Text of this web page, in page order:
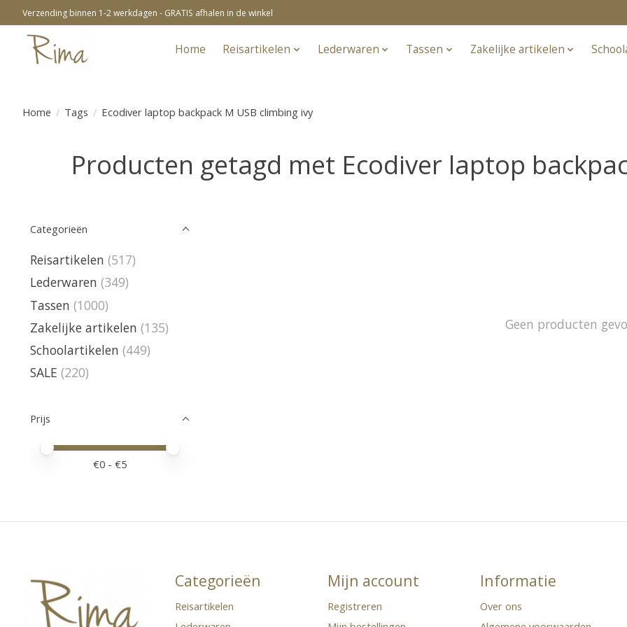
Verzending binnen 1-2 werkdagen - GRATIS afhalen in de winkel
Home Reisartikelen Lederwaren Tassen Zakelijke artikelen
Home / Tags / Ecodiver laptop backpack M USB climbing ivy
Producten getagd met Ecodiver laptop
Categorieën
Reisartikelen (517)
Lederwaren (349)
Tassen (1000)
Zakelijke artikelen (135)
Schoolartikelen (449)
SALE (220)
Prijs
Minimale prijswaarde
Price maximum value
€0 - €5
Geen producten
Categorieën
Reisartikelen
Mijn account
Registreren
Informatie
Over ons